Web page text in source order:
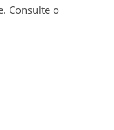
Consulte o